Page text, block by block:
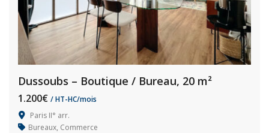
Dussoubs – Boutique / Bureau, 20 m²
1.200€ / HT-HC/mois
Paris II° arr.
Bureaux, Commerce